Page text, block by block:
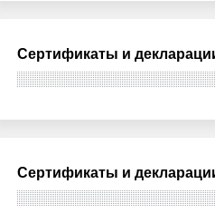
Сертификаты и
Сертификаты и